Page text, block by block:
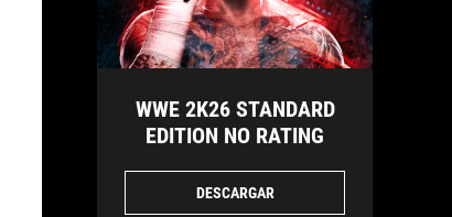
WWE 2K26 STANDARD
EDITION NO RATING
DESCARGAR